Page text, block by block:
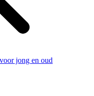
jong en oud